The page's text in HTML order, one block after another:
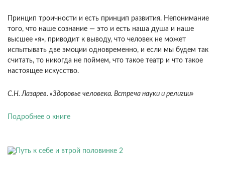
Принцип троичности и есть принцип развития. Непонимание
того, что наше сознание — это и есть наша душа и наше
высшее «я», приводит к выводу, что человек не может
испытывать две эмоции одновременно, и если мы будем так
считать, то никогда не поймем, что такое театр и что такое
настоящее искусство.
С.Н. Лазарев. «Здоровье человека. Встреча науки и религии»
Подробнее о книге